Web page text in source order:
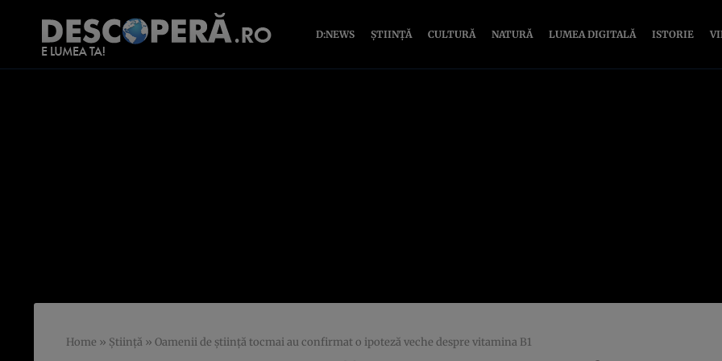
D:NEWS ȘTIINȚĂ CULTURĂ NATURĂ LUMEA DIGITALĂ ISTORIE
Home » Știință » Oamenii de știință tocmai au confirmat o ipoteză veche despre vitamina B1